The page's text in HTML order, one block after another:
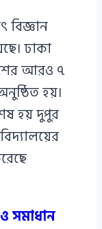
ঢাকা
আরও ৭
হয়।
হয় দুপুর
সমাধান